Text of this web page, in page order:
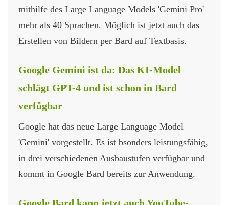
mithilfe des Large Language Models 'Gemini Pro'
mehr als 40 Sprachen. Möglich ist jetzt auch das
Erstellen von Bildern per Bard auf Textbasis.
Google Gemini ist da: Das KI-Model
schlägt GPT-4 und ist schon in Bard
verfügbar
Google hat das neue Large Language Model
'Gemini' vorgestellt. Es ist bsonders leistungsfähig,
in drei verschiedenen Ausbaustufen verfügbar und
kommt in Google Bard bereits zur Anwendung.